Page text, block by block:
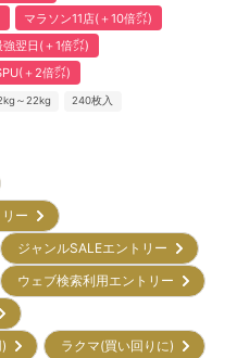
マラソン11店(＋10倍㌽)
強翌日(＋1倍㌽)
＋2倍㌽)
～22kg 240枚入
リー
ジャンルSALEエントリー
ウェブ検索利用エントリー
)
ラクマ(買い回りに)